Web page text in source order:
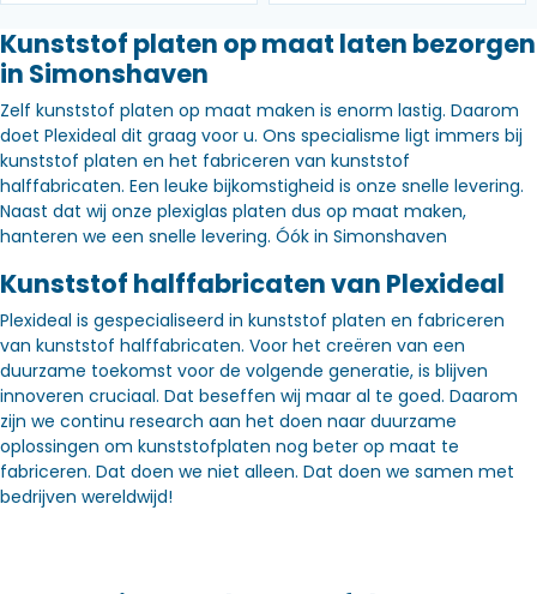
Kunststof platen op maat laten bezorgen
in Simonshaven
Zelf kunststof platen op maat maken is enorm lastig. Daarom
doet Plexideal dit graag voor u. Ons specialisme ligt immers bij
kunststof platen en het fabriceren van kunststof
halffabricaten. Een leuke bijkomstigheid is onze snelle levering.
Naast dat wij onze plexiglas platen dus op maat maken,
hanteren we een snelle levering. Óók in Simonshaven
Kunststof halffabricaten van Plexideal
Plexideal is gespecialiseerd in kunststof platen en fabriceren
van kunststof halffabricaten. Voor het creëren van een
duurzame toekomst voor de volgende generatie, is blijven
innoveren cruciaal. Dat beseffen wij maar al te goed. Daarom
zijn we continu research aan het doen naar duurzame
oplossingen om kunststofplaten nog beter op maat te
fabriceren. Dat doen we niet alleen. Dat doen we samen met
bedrijven wereldwijd!